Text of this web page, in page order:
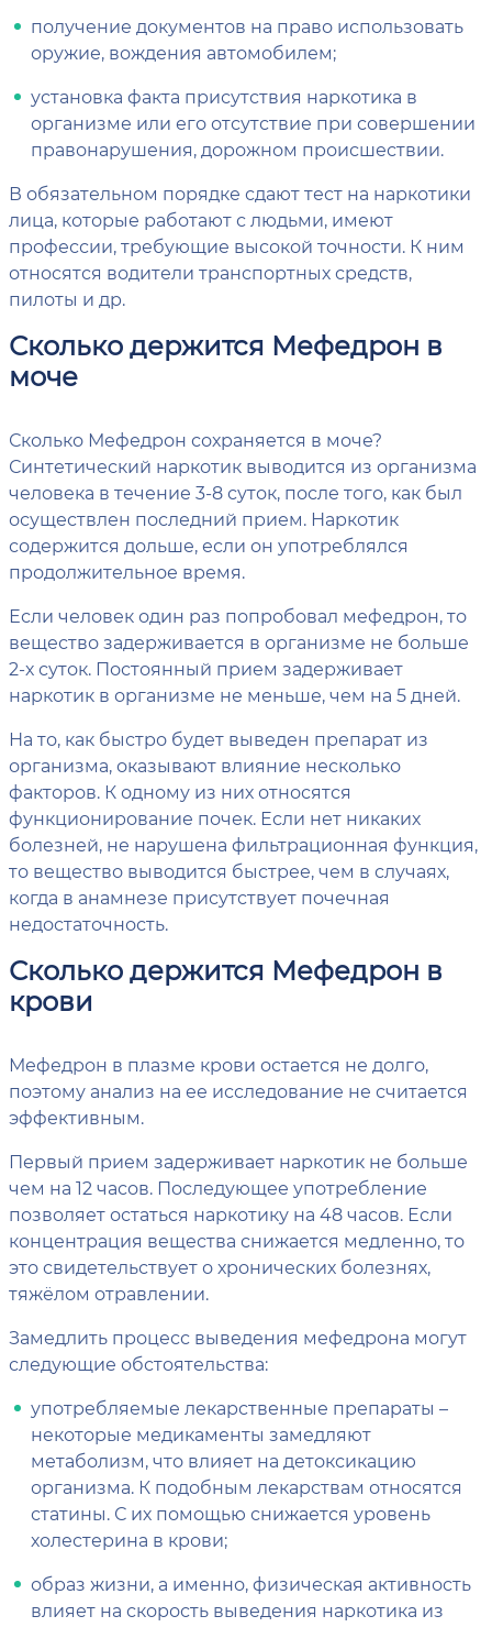
получение документов на право использовать
оружие, вождения автомобилем;
установка факта присутствия наркотика в
организме или его отсутствие при совершении
правонарушения, дорожном происшествии.
В обязательном порядке сдают тест на наркотики
лица, которые работают с людьми, имеют
профессии, требующие высокой точности. К ним
относятся водители транспортных средств,
пилоты и др.
Сколько держится Мефедрон в
моче
Сколько Мефедрон сохраняется в моче?
Синтетический наркотик выводится из организма
человека в течение 3-8 суток, после того, как был
осуществлен последний прием. Наркотик
содержится дольше, если он употреблялся
продолжительное время.
Если человек один раз попробовал мефедрон, то
вещество задерживается в организме не больше
2-х суток. Постоянный прием задерживает
наркотик в организме не меньше, чем на 5 дней.
На то, как быстро будет выведен препарат из
организма, оказывают влияние несколько
факторов. К одному из них относятся
функционирование почек. Если нет никаких
болезней, не нарушена фильтрационная функция,
то вещество выводится быстрее, чем в случаях,
когда в анамнезе присутствует почечная
недостаточность.
Сколько держится Мефедрон в
крови
Мефедрон в плазме крови остается не долго,
поэтому анализ на ее исследование не считается
эффективным.
Первый прием задерживает наркотик не больше
чем на 12 часов. Последующее употребление
позволяет остаться наркотику на 48 часов. Если
концентрация вещества снижается медленно, то
это свидетельствует о хронических болезнях,
тяжёлом отравлении.
Замедлить процесс выведения мефедрона могут
следующие обстоятельства:
употребляемые лекарственные препараты –
некоторые медикаменты замедляют
метаболизм, что влияет на детоксикацию
организма. К подобным лекарствам относятся
статины. С их помощью снижается уровень
холестерина в крови;
образ жизни, а именно, физическая активность
влияет на скорость выведения наркотика из